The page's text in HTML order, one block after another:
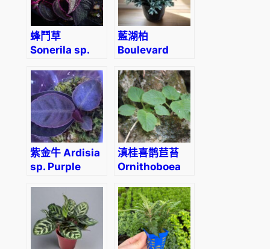
蜂鬥草
Sonerila sp.
藍湖柏
Boulevard
(Chamaecyparis
pisifera
‘Boulevard’)
紫金牛 Ardisia
sp. Purple
滇桂喜鹊苣苔
Ornithoboea